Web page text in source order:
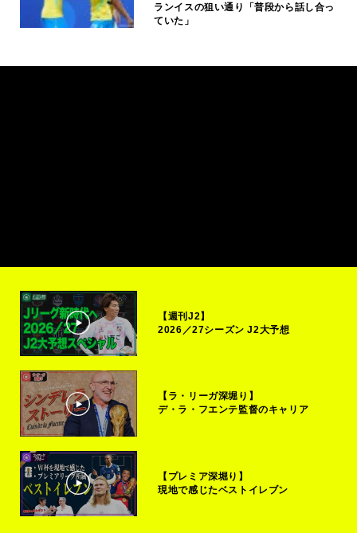
ランイスの狙い通り「普段から話し合っ
ていた」
【週刊J2】
2026／27シーズン J2大予想
【ラ・リーガ深堀り】
デ・ラ・フエンテ監督のキャリア
【プレミア深堀り】
現地で感じたベストイレブン